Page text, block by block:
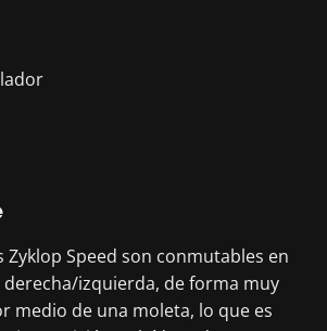
Zyklop Speed son conmutables en
izquierda, de forma muy
medio de una moleta, lo que es